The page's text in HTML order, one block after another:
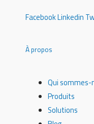
FacebookLinkedin
À propos
Qui sommes-
Produits
Solutions